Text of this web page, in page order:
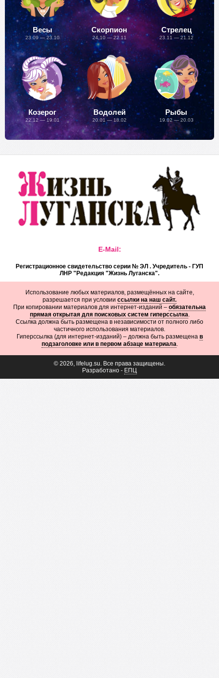
Весы
23.09 — 23.10
Скорпион
24.10 — 22.11
Стрелец
23.11 — 21.12
Козерог
22.12 — 19.01
Водолей
20.01 — 18.02
Рыбы
19.02 — 20.03
E-Mail:
Регистрационное свидетельство серии № ЭЛ . Учредитель - ГУП
ЛНР "Редакция "Жизнь Луганска".
Использование любых материалов, размещённых на сайте,
разрешается при условии ссылки на наш сайт.
При копировании материалов для интернет-изданий – обязательна
прямая открытая для поисковых систем гиперссылка.
Ссылка должна быть размещена в независимости от полного либо
частичного использования материалов.
Гиперссылка (для интернет-изданий) – должна быть размещена в
подзаголовке или в первом абзаце материала.
© 2026, lifelug.su. Все права защищены.
Разработано - ЕПЦ